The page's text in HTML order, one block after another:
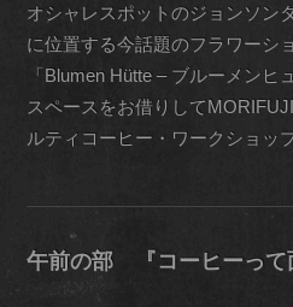
オシャレスポットのジョンソン
に位置する今話題のフラワーシ
「Blumen Hütte – ブルーメン
スペースをお借りして
ルティコーヒー・ワークショッ
午前の部 『コーヒーって